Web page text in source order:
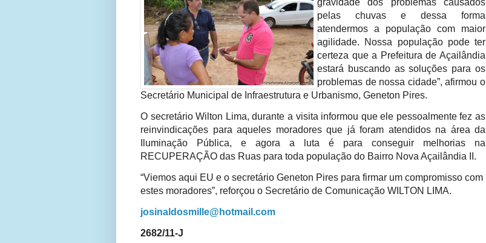
pelas chuvas e dessa forma
atendermos a população com maior
agilidade. Nossa população pode ter
certeza que a Prefeitura de Açailândia
estará buscando as soluções para os
problemas de nossa cidade”, afirmou o
Secretário Municipal de Infraestrutura e Urbanismo, Geneton Pires.
O secretário Wilton Lima, durante a visita informou que ele pessoalmente fez as
reinvindicações para aqueles moradores que já foram atendidos na área da
Iluminação Pública, e agora a luta é para conseguir melhorias na
RECUPERAÇÃO das Ruas para toda população do Bairro Nova Açailândia II.
“Viemos aqui EU e o secretário Geneton Pires para firmar um compromisso com
estes moradores”, reforçou o Secretário de Comunicação WILTON LIMA.
josinaldosmille@hotmail.com
2682/11-J